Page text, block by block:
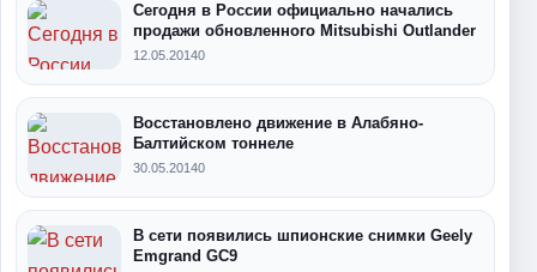
Сегодня в России официально начались
продажи обновленного Mitsubishi Outlander
12.05.20140
Восстановлено движение в Алабяно-
Балтийском тоннеле
30.05.20140
В сети появились шпионские снимки Geely
Emgrand GC9